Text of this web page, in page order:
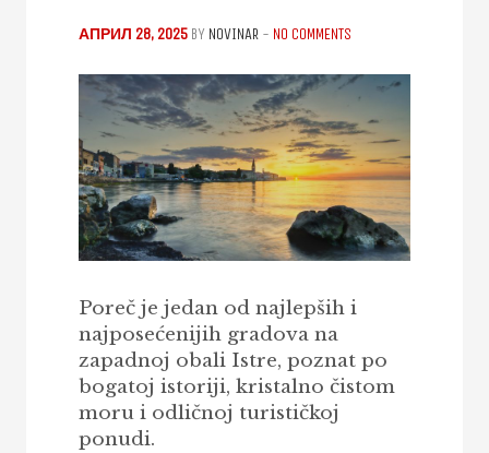
АПРИЛ 28, 2025 BY NOVINAR - NO COMMENTS
Poreč je jedan od najlepših i
najposećenijih gradova na
zapadnoj obali Istre, poznat po
bogatoj istoriji, kristalno čistom
moru i odličnoj turističkoj
ponudi.